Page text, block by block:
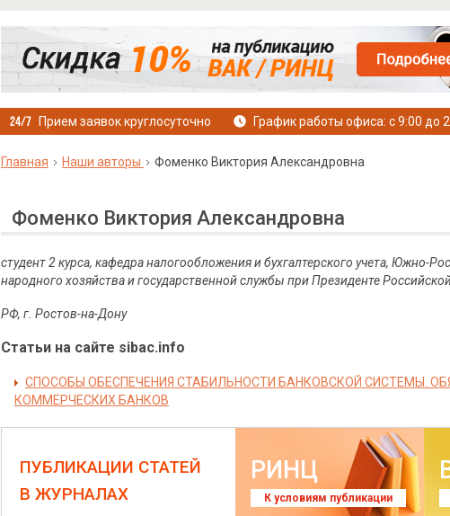
Прием заявок круглосуточно График работы офиса: с 9:00 до
Главная Наши авторы Фоменко Виктория Александровна
Фоменко Виктория Александровна
студент 2 курса, кафедра налогообложения и бухгалтерского учета, Южно-
народного хозяйства и государственной службы при Президенте
РФ, г. Ростов-на-Дону
Статьи на сайте sibac.info
СПОСОБЫ ОБЕСПЕЧЕНИЯ СТАБИЛЬНОСТИ БАНКОВСКОЙ СИСТЕМЫ.
КОММЕРЧЕСКИХ БАНКОВ
ПУБЛИКАЦИИ СТАТЕЙ
В ЖУРНАЛАХ
РИНЦ
К условиям публикации